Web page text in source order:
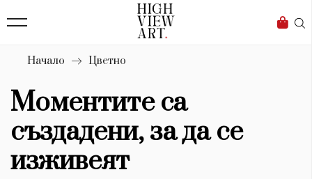
Бизнес
Мода
Dialogue
Изкуство
4340
Начало Цветно
Моментите са
създадени, за да се
изживеят